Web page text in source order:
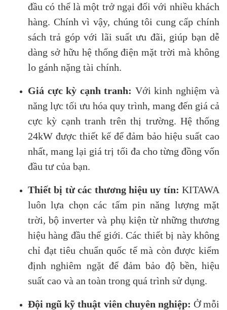
đầu có thể là một trở ngại đối với nhiều khách
hàng. Chính vì vậy, chúng tôi cung cấp chính
sách trả góp với lãi suất ưu đãi, giúp bạn dễ
dàng sở hữu hệ thống điện mặt trời mà không
lo gánh nặng tài chính.
Giá cực kỳ cạnh tranh: Với kinh nghiệm và
năng lực tối ưu hóa quy trình, mang đến giá cả
cực kỳ cạnh tranh trên thị trường. Hệ thống
24kW được thiết kế để đảm bảo hiệu suất cao
nhất, mang lại giá trị tối đa cho từng đồng vốn
đầu tư của bạn.
Thiết bị từ các thương hiệu uy tín: KITAWA
luôn lựa chọn các tấm pin năng lượng mặt
trời, bộ inverter và phụ kiện từ những thương
hiệu hàng đầu thế giới. Các thiết bị này không
chỉ đạt tiêu chuẩn quốc tế mà còn được kiểm
định nghiêm ngặt để đảm bảo độ bền, hiệu
suất cao và an toàn trong quá trình sử dụng.
Đội ngũ kỹ thuật viên chuyên nghiệp: Ở mỗi